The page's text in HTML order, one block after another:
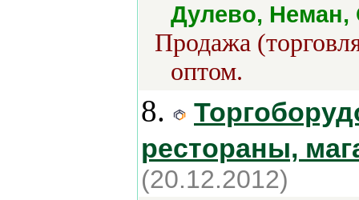
Дулево,
Продажа
оптом.
8.
рестораны,
(20.12.2012)